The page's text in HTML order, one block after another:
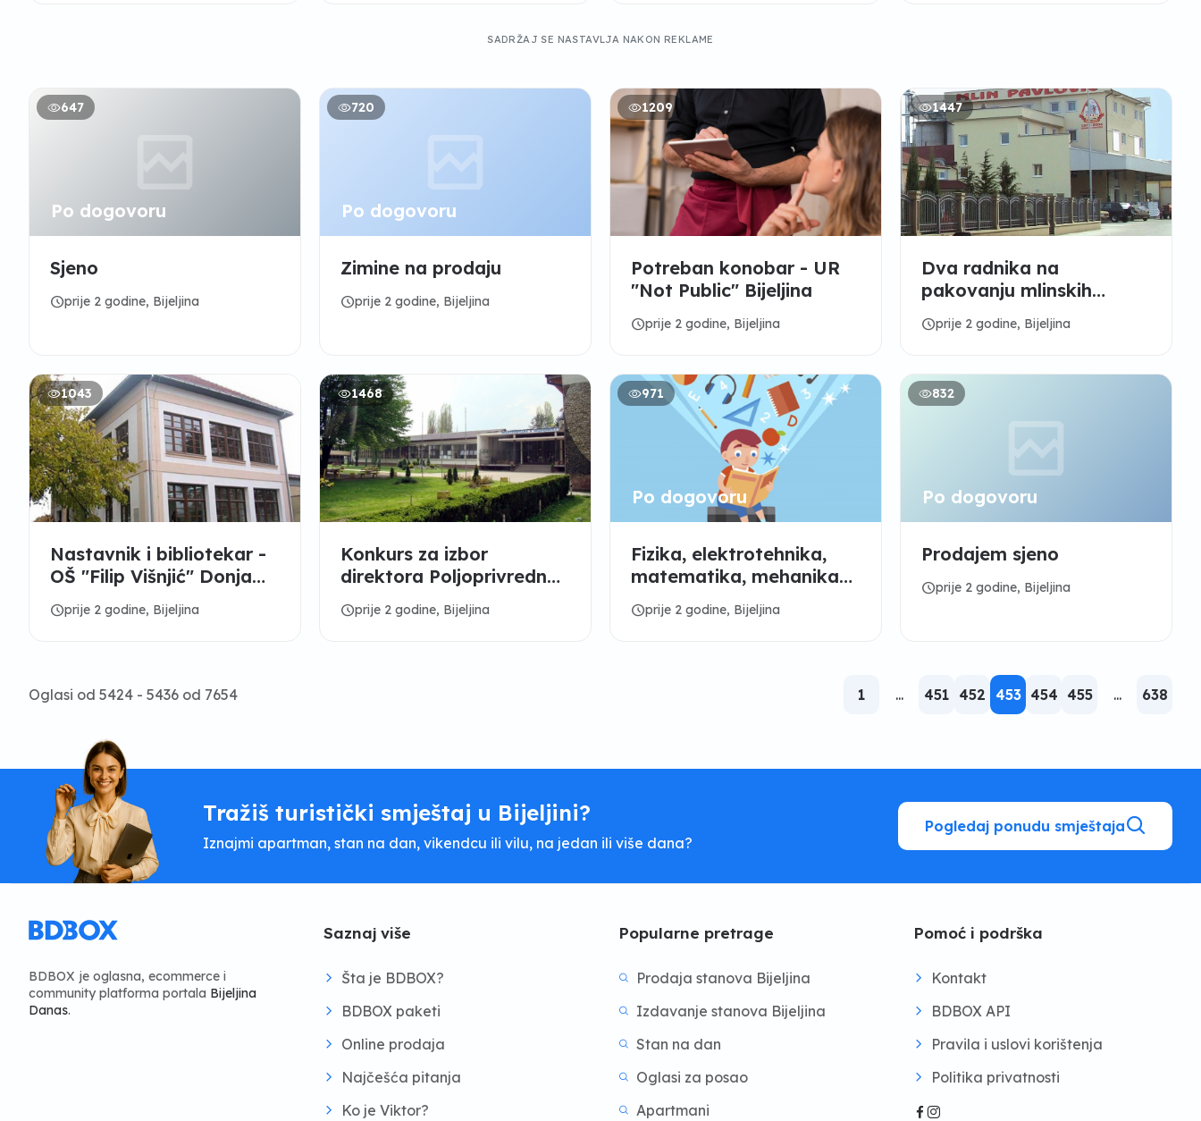
SADRŽAJ SE NASTAVLJA NAKON REKLAME
647
Po dogovoru
Sjeno
scheduleprije 2 godine, Bijeljina
720
Po dogovoru
Zimine na prodaju
scheduleprije 2 godine, Bijeljina
1209
Potreban konobar - UR
"Not Public" Bijeljina
scheduleprije 2 godine, Bijeljina
1447
Dva radnika na
pakovanju mlinskih
proizvoda - "MLIN
PAVLOVIĆ" d.o.o.
scheduleprije 2 godine, Bijeljina
1043
Nastavnik i bibliotekar -
OŠ "Filip Višnjić" Donja
Trnova
scheduleprije 2 godine, Bijeljina
1468
Konkurs za izbor
direktora Poljoprivredne i
medicinske škole Bijeljina
scheduleprije 2 godine, Bijeljina
971
Po dogovoru
Fizika, elektrotehnika,
matematika, mehanika
..rjesavam zadatke on
line
scheduleprije 2 godine, Bijeljina
832
Po dogovoru
Prodajem sjeno
scheduleprije 2 godine, Bijeljina
Oglasi od 5424 - 5436 od 7654 1 ... 451 452 453 454 455 ... 638
Tražiš turistički smještaj u Bijeljini?
Iznajmi apartman, stan na dan, vikendcu ili vilu, na jedan ili više dana?
Pogledaj ponudu smještaja
BDBOX je oglasna, ecommerce i
community platforma portala Bijeljina
Danas.
Saznaj više
Šta je BDBOX?
BDBOX paketi
Online prodaja
Najčešća pitanja
Ko je Viktor?
Popularne pretrage
Prodaja stanova Bijeljina
Izdavanje stanova Bijeljina
Stan na dan
Oglasi za posao
Apartmani
Pomoć i podrška
Kontakt
BDBOX API
Pravila i uslovi korištenja
Politika privatnosti